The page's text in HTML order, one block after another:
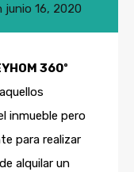
junio 16, 2020
360º
inmueble pero
para realizar
alquilar un